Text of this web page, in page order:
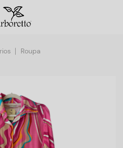
Roupa